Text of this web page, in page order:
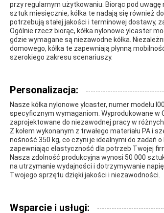
przy regularnym użytkowaniu. Biorąc pod
sztuk miesięcznie, kółka te nadają się również
potrzebują stałej jakości i terminowej dostawy,
Ogólnie rzecz biorąc, kółka nylonowe ylcaster
gdzie wymagane są niezawodne kółka.
domowego, kółka te zapewniają płynną
szerokiego zakresu scenariuszy.
Personalizacja:
Nasze kółka nylonowe ylcaster, numer modelu
specyficznym wymaganiom. Wyprodukowane w
zaprojektowane do niezawodnej pracy w
Z kołem wykonanym z trwałego materiału PA i
nośność 350 kg, co czyni je idealnymi do zadań
zapewniając elastyczność dla potrzeb Twojej
Nasza zdolność produkcyjna wynosi 50 000
na utrzymanie wydajności i dotrzymywanie
Twojego sprzętu dzięki jakości i niezawodności.
Wsparcie i usługi: